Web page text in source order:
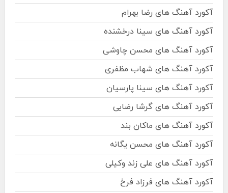
آکورد آهنگ های رضا بهرام
آکورد آهنگ های سینا درخشنده
آکورد آهنگ های محسن چاوشی
آکورد آهنگ های شهاب مظفری
آکورد آهنگ های سینا پارسیان
آکورد آهنگ های گرشا رضایی
آکورد آهنگ های ماکان بند
آکورد آهنگ های محسن یگانه
آکورد آهنگ های علی زند وکیلی
آکورد آهنگ های فرزاد فرخ